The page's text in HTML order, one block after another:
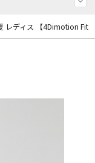
レディス 【4Dimotion Fit